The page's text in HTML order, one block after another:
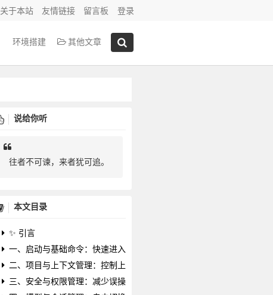
关于本站 友情链接 留言板 登录
环境搭建 其他文章
说给你听
往者不可谏，来者犹可追。
本文目录
✨ 引言
一、启动与基础命令：快速进入 Claude 工作流
二、项目与上下文管理：控制上下文，减少 token 消耗
三、安全与权限管理：减少误操作风险